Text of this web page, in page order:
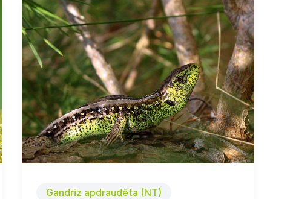
Gandrīz apdraudēta (NT)